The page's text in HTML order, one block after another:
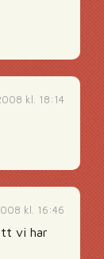
kl. 18:14
kl. 16:46
vi har